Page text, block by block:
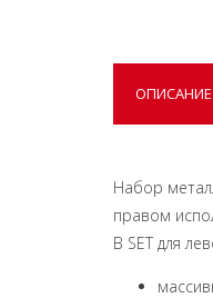
ОПИСАНИЕ
Набор
правом
B SET для